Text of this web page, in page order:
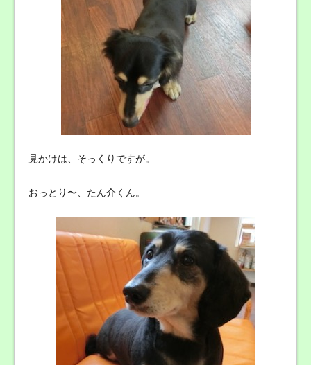
見かけは、そっくりですが。
おっとり〜、たん介くん。